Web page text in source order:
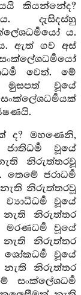
කියන්නේද?
දැසිදස්හු
ය.
ඇත් ගව අස්
වෙත්. මේ
වූයේ
ද? මහණෙනි,
වූයේ
නිරුත්තරවූ
ජරාධර්‍ම
නැති නිරුත්තරවූ
වූයේ
නැති නිරුත්තර
වූයේ
නැති නිරුත්තර
වූයේ
නැති නිරුත්තර